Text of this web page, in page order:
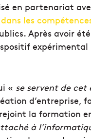
en partenariat
les
Après avoir
« se servent de
d’entreprise,
la formation
à